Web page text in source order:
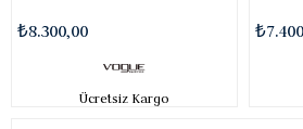
₺8.300,00
Ücretsiz Kargo